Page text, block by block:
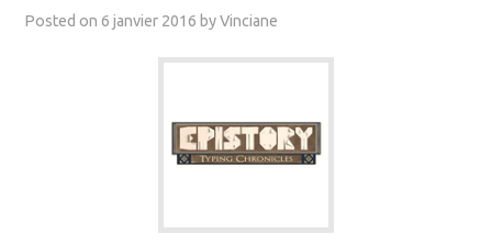
Posted on6 janvier 2016 byVinciane